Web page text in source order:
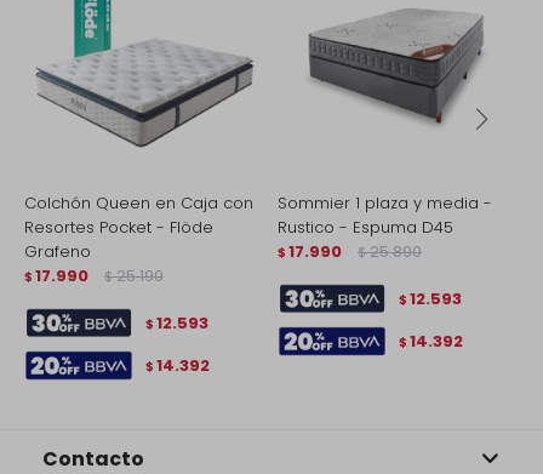
Colchón Queen en Caja con
Resortes Pocket - Flöde
Grafeno
$ 17.990 $ 25.190
$ 12.593
$ 14.392
Sommier 1 plaza y media -
Rustico - Espuma D45
$ 17.990 $ 25.890
$ 12.593
$ 14.392
Contacto